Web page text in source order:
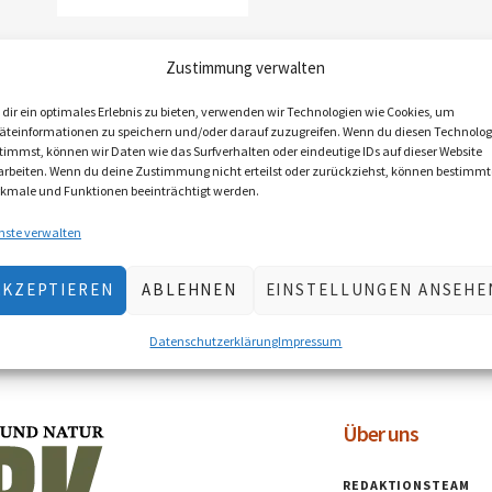
Zustimmung verwalten
dir ein optimales Erlebnis zu bieten, verwenden wir Technologien wie Cookies, um
zu speichern und/oder darauf zuzugreifen. Wenn du diesen
können wir Daten wie das Surfverhalten oder eindeutige IDs auf dieser Website
Wenn du deine Zustimmung nicht erteilst oder zurückziehst, können
und Funktionen beeinträchtigt werden.
verwalten
ABLEHNEN EINSTELLUNGEN
DatenschutzerklärungImpressum
Argumentation &
€ 7,50inkl. MwSt., zzgl.
Versandkosten
Lieferzeit: 2–5 Werktage
(Österreich), EU 5–10 Werktage
WARENKORB
Über uns
REDAKTIONSTEAM